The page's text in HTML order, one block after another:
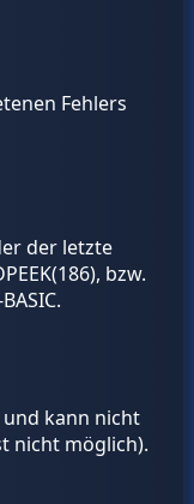
Fehlers
der letzte
bzw.
und kann nicht
nicht möglich).